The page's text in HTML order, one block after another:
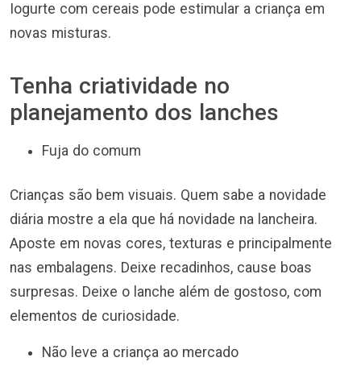
Iogurte com cereais pode estimular a criança em
novas misturas.
Tenha criatividade no
planejamento dos lanches
Fuja do comum
Crianças são bem visuais. Quem sabe a novidade
diária mostre a ela que há novidade na lancheira.
Aposte em novas cores, texturas e principalmente
nas embalagens. Deixe recadinhos, cause boas
surpresas. Deixe o lanche além de gostoso, com
elementos de curiosidade.
Não leve a criança ao mercado